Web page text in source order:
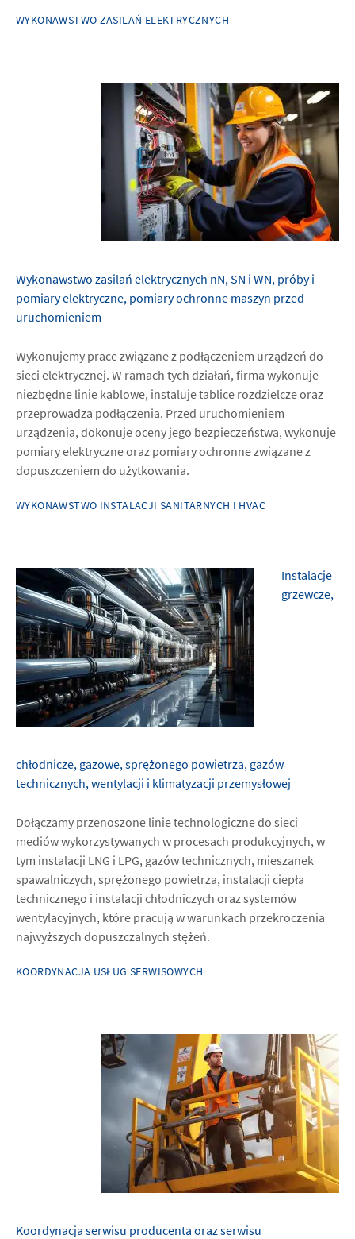
WYKONAWSTWO ZASILAŃ ELEKTRYCZNYCH
Wykonawstwo zasilań elektrycznych nN, SN i WN, próby i
pomiary elektryczne, pomiary ochronne maszyn przed
uruchomieniem
Wykonujemy prace związane z podłączeniem urządzeń do
sieci elektrycznej. W ramach tych działań, firma wykonuje
niezbędne linie kablowe, instaluje tablice rozdzielcze oraz
przeprowadza podłączenia. Przed uruchomieniem
urządzenia, dokonuje oceny jego bezpieczeństwa, wykonuje
pomiary elektryczne oraz pomiary ochronne związane z
dopuszczeniem do użytkowania.
WYKONAWSTWO INSTALACJI SANITARNYCH I HVAC
Instalacje
grzewcze,
chłodnicze, gazowe, sprężonego powietrza, gazów
technicznych, wentylacji i klimatyzacji przemysłowej
Dołączamy przenoszone linie technologiczne do sieci
mediów wykorzystywanych w procesach produkcyjnych, w
tym instalacji LNG i LPG, gazów technicznych, mieszanek
spawalniczych, sprężonego powietrza, instalacji ciepła
technicznego i instalacji chłodniczych oraz systemów
wentylacyjnych, które pracują w warunkach przekroczenia
najwyższych dopuszczalnych stężeń.
KOORDYNACJA USŁUG SERWISOWYCH
Koordynacja serwisu producenta oraz serwisu